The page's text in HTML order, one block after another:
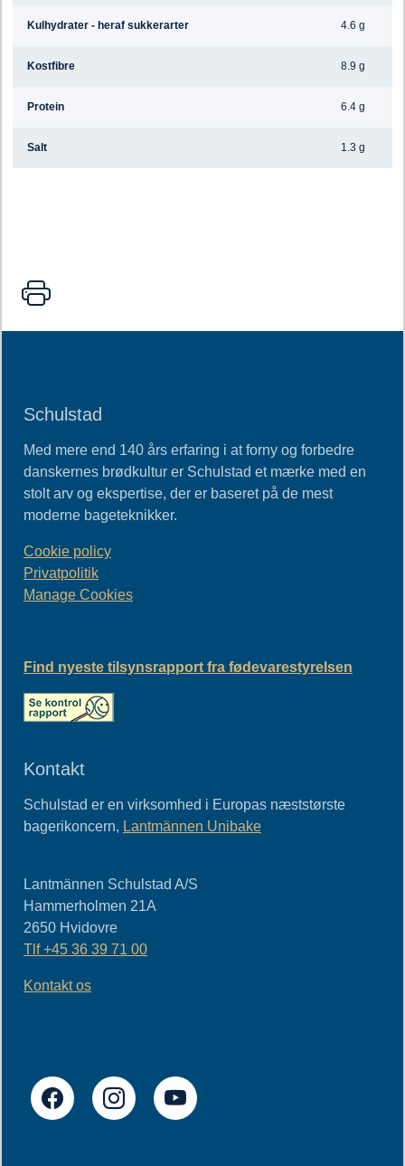
Kulhydrater - heraf sukkerarter 4.6 g
Kostfibre 8.9 g
Protein 6.4 g
Salt 1.3 g
Schulstad
Med mere end 140 års erfaring i at forny og forbedre
danskernes brødkultur er Schulstad et mærke med en
stolt arv og ekspertise, der er baseret på de mest
moderne bageteknikker.
Cookie policy
Privatpolitik
Manage Cookies
Find nyeste tilsynsrapport fra fødevarestyrelsen
Kontakt
Schulstad er en virksomhed i Europas næststørste
bagerikoncern, Lantmännen Unibake
Lantmännen Schulstad A/S
Hammerholmen 21A
2650 Hvidovre
Tlf+45 36 39 71 00
Kontakt os